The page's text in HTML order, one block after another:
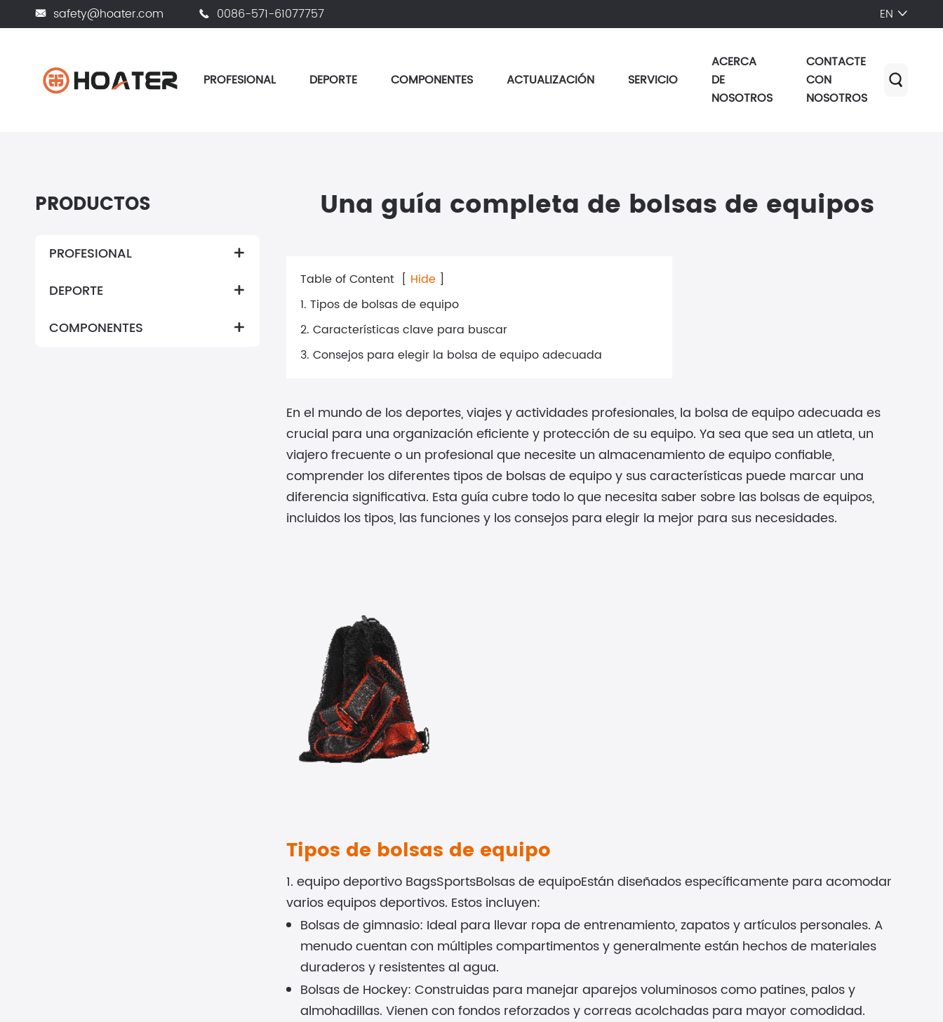
 safety@hoater.com  0086-571-61077757 EN 
PROFESIONAL DEPORTE COMPONENTES ACTUALIZACIÓN SERVICIO
ACERCA
DE
NOSOTROS
CONTACTE
CON
NOSOTROS

PRODUCTOS
PROFESIONAL 
DEPORTE 
COMPONENTES 
Una guía completa de bolsas de equipos
Table of Content [ Hide ]
1. Tipos de bolsas de equipo
2. Características clave para buscar
3. Consejos para elegir la bolsa de equipo adecuada
En el mundo de los deportes, viajes y actividades profesionales, la bolsa de equipo adecuada es
crucial para una organización eficiente y protección de su equipo. Ya sea que sea un atleta, un
viajero frecuente o un profesional que necesite un almacenamiento de equipo confiable,
comprender los diferentes tipos de bolsas de equipo y sus características puede marcar una
diferencia significativa. Esta guía cubre todo lo que necesita saber sobre las bolsas de equipos,
incluidos los tipos, las funciones y los consejos para elegir la mejor para sus necesidades.
Tipos de bolsas de equipo
1. equipo deportivo BagsSportsBolsas de equipoEstán diseñados específicamente para acomodar
varios equipos deportivos. Estos incluyen:
Bolsas de gimnasio: Ideal para llevar ropa de entrenamiento, zapatos y artículos personales. A
menudo cuentan con múltiples compartimentos y generalmente están hechos de materiales
duraderos y resistentes al agua.
Bolsas de Hockey: Construidas para manejar aparejos voluminosos como patines, palos y
almohadillas. Vienen con fondos reforzados y correas acolchadas para mayor comodidad.